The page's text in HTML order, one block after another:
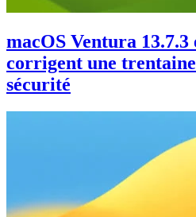
macOS Ventura 13.7.3
corrigent une
sécurité